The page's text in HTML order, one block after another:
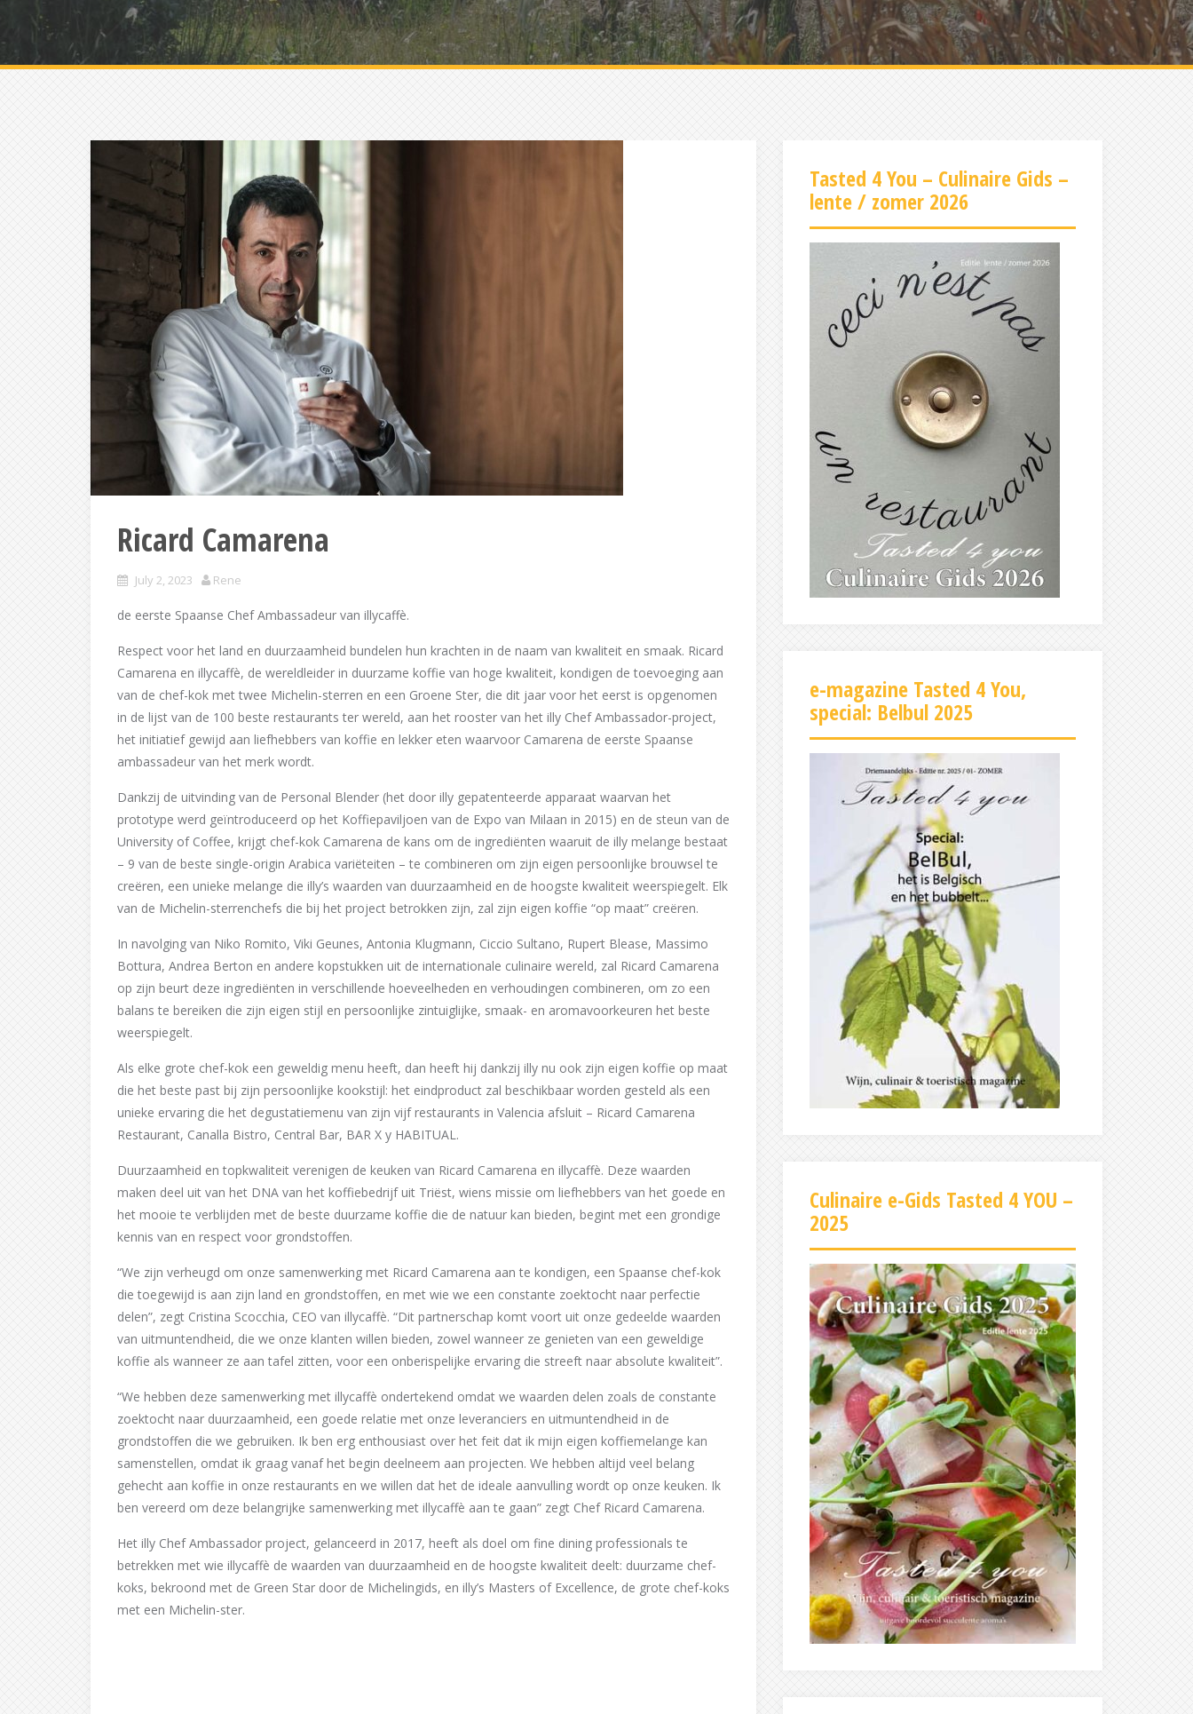
Ricard Camarena
July 2, 2023 Rene
de eerste Spaanse Chef Ambassadeur van illycaffè.
Respect voor het land en duurzaamheid bundelen hun krachten in de naam van kwaliteit en smaak. Ricard
Camarena en illycaffè, de wereldleider in duurzame koffie van hoge kwaliteit, kondigen de toevoeging aan
van de chef-kok met twee Michelin-sterren en een Groene Ster, die dit jaar voor het eerst is opgenomen
in de lijst van de 100 beste restaurants ter wereld, aan het rooster van het illy Chef Ambassador-project,
het initiatief gewijd aan liefhebbers van koffie en lekker eten waarvoor Camarena de eerste Spaanse
ambassadeur van het merk wordt.
Dankzij de uitvinding van de Personal Blender (het door illy gepatenteerde apparaat waarvan het
prototype werd geïntroduceerd op het Koffiepaviljoen van de Expo van Milaan in 2015) en de steun van de
University of Coffee, krijgt chef-kok Camarena de kans om de ingrediënten waaruit de illy melange bestaat
– 9 van de beste single-origin Arabica variëteiten – te combineren om zijn eigen persoonlijke brouwsel te
creëren, een unieke melange die illy’s waarden van duurzaamheid en de hoogste kwaliteit weerspiegelt. Elk
van de Michelin-sterrenchefs die bij het project betrokken zijn, zal zijn eigen koffie “op maat” creëren.
In navolging van Niko Romito, Viki Geunes, Antonia Klugmann, Ciccio Sultano, Rupert Blease, Massimo
Bottura, Andrea Berton en andere kopstukken uit de internationale culinaire wereld, zal Ricard Camarena
op zijn beurt deze ingrediënten in verschillende hoeveelheden en verhoudingen combineren, om zo een
balans te bereiken die zijn eigen stijl en persoonlijke zintuiglijke, smaak- en aromavoorkeuren het beste
weerspiegelt.
Als elke grote chef-kok een geweldig menu heeft, dan heeft hij dankzij illy nu ook zijn eigen koffie op maat
die het beste past bij zijn persoonlijke kookstijl: het eindproduct zal beschikbaar worden gesteld als een
unieke ervaring die het degustatiemenu van zijn vijf restaurants in Valencia afsluit – Ricard Camarena
Restaurant, Canalla Bistro, Central Bar, BAR X y HABITUAL.
Duurzaamheid en topkwaliteit verenigen de keuken van Ricard Camarena en illycaffè. Deze waarden
maken deel uit van het DNA van het koffiebedrijf uit Triëst, wiens missie om liefhebbers van het goede en
het mooie te verblijden met de beste duurzame koffie die de natuur kan bieden, begint met een grondige
kennis van en respect voor grondstoffen.
“We zijn verheugd om onze samenwerking met Ricard Camarena aan te kondigen, een Spaanse chef-kok
die toegewijd is aan zijn land en grondstoffen, en met wie we een constante zoektocht naar perfectie
delen”, zegt Cristina Scocchia, CEO van illycaffè. “Dit partnerschap komt voort uit onze gedeelde waarden
van uitmuntendheid, die we onze klanten willen bieden, zowel wanneer ze genieten van een geweldige
koffie als wanneer ze aan tafel zitten, voor een onberispelijke ervaring die streeft naar absolute kwaliteit”.
“We hebben deze samenwerking met illycaffè ondertekend omdat we waarden delen zoals de constante
zoektocht naar duurzaamheid, een goede relatie met onze leveranciers en uitmuntendheid in de
grondstoffen die we gebruiken. Ik ben erg enthousiast over het feit dat ik mijn eigen koffiemelange kan
samenstellen, omdat ik graag vanaf het begin deelneem aan projecten. We hebben altijd veel belang
gehecht aan koffie in onze restaurants en we willen dat het de ideale aanvulling wordt op onze keuken. Ik
ben vereerd om deze belangrijke samenwerking met illycaffè aan te gaan” zegt Chef Ricard Camarena.
Het illy Chef Ambassador project, gelanceerd in 2017, heeft als doel om fine dining professionals te
betrekken met wie illycaffè de waarden van duurzaamheid en de hoogste kwaliteit deelt: duurzame chef-
koks, bekroond met de Green Star door de Michelingids, en illy’s Masters of Excellence, de grote chef-koks
met een Michelin-ster.
Tasted 4 You – Culinaire Gids –
lente / zomer 2026
e-magazine Tasted 4 You,
special: Belbul 2025
Culinaire e-Gids Tasted 4 YOU –
2025